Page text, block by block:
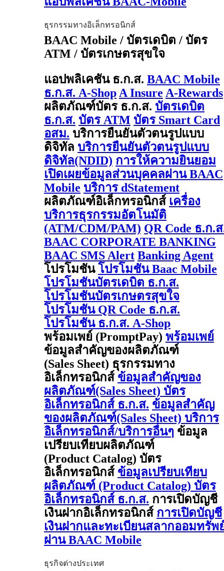
ธุรกรรมทางอิเล็กทรอนิกส์
BAAC Mobile / บัตรเดบิต / บัตร
ATM / บัตรเกษตรสุขใจ
แอปพลิเคชัน ธ.ก.ส. BAAC Mobile
ธ.ก.ส. A-Shop A Insure A-Rewards
ผลิตภัณฑ์บัตร ธ.ก.ส. บัตรเดบิต
ธ.ก.ส. บัตร ATM บัตร Smart Card
อสม. บริการยืนยันตัวตนรูปแบบ
ดิจิทัล บริการยืนยันตัวตนรูปแบบ
ดิจิทัล(NDID) การให้ความยินยอม
เปิดเผยข้อมูลส่วนบุคคลผ่าน BAAC
Mobile บริการ dStatement
ผลิตภัณฑ์อิเล็กทรอนิกส์ เครื่อง
บริการธุรกรรมอัตโนมัติ
(ATM/CDM/PAM) QR Code ธ.ก.
BAAC CORPORATE BANKING
BAAC SMS Alert Banking Agent
โปรโมชัน โปรโมชัน Baac Mobile
โปรโมชันบัตรเดบิต ธ.ก.ส.
โปรโมชันบัตรเกษตรสุขใจ
โปรโมชัน QR Code ธ.ก.ส.
โปรโมชัน ธ.ก.ส. A-Shop
พร้อมเพย์ (PromptPay) พร้อมเพย์
ข้อมูลสำคัญของผลิตภัณฑ์
(Sales Sheet) ธุรกรรมทาง
อิเล็กทรอนิกส์ ข้อมูลสำคัญของ
ผลิตภัณฑ์(Sales Sheet) บัตร
อิเล็กทรอนิกส์ ธ.ก.ส. ข้อมูลสำคัญ
ของผลิตภัณฑ์(Sales Sheet) บริการ
อิเล็กทรอนิกส์/บริการอื่นๆ ข้อมูล
เปรียบเทียบผลิตภัณฑ์
(Product Catalog) บัตร
อิเล็กทรอนิกส์ ข้อมูลเปรียบเทียบ
ผลิตภัณฑ์ (Product Catalog) บัตร
อิเล็กทรอนิกส์ ธ.ก.ส. การเปิดบัญชี
เงินฝากอิเล็กทรอนิกส์ การเปิดบัญชี
เงินฝากและทะเบียนสลากออมทรัพ
ผ่าน BAAC Mobile
ธุรกิจต่างประเทศ